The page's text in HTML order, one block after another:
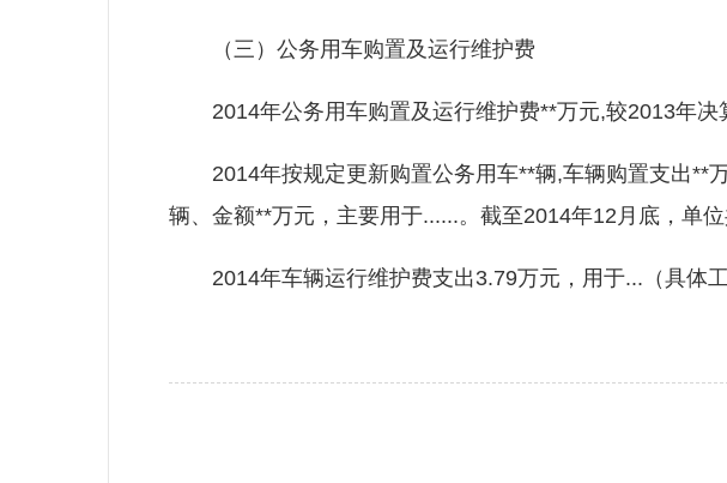
（三）公务用车购置及运行维护费
2014年公务用车购置及运行维护费**万元,较2013年决
2014年按规定更新购置公务用车**辆,车辆购置支出**
辆、金额**万元，主要用于......。截至2014年12月底，单
2014年车辆运行维护费支出3.79万元，用于...（具体工